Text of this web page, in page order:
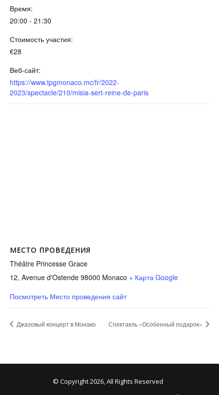
Время:
20:00 - 21:30
Стоимость участия:
€28
Веб-сайт:
https://www.tpgmonaco.mc/fr/2022-
2023/spectacle/210/misia-sert-reine-de-paris
МЕСТО ПРОВЕДЕНИЯ
Théâtre Princesse Grace
12, Avenue d'Ostende 98000 Monaco + Карта Google
Посмотреть Место проведения сайт
Джазовый концерт в Монако Спектакль «Особенный подарок»
© Copyright 2026, All Rights Reserved